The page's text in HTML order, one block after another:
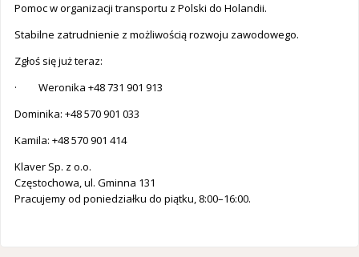
Pomoc w organizacji transportu z Polski do Holandii.
Stabilne zatrudnienie z możliwością rozwoju zawodowego.
Zgłoś się już teraz:
· Weronika +48 731 901 913
Dominika: +48 570 901 033
Kamila: +48 570 901 414
Klaver Sp. z o.o.
Częstochowa, ul. Gminna 131
Pracujemy od poniedziałku do piątku, 8:00–16:00.